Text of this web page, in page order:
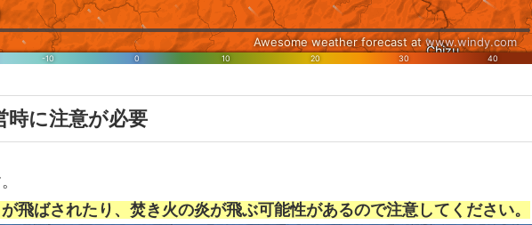
時に注意が必要
飛ばされたり、焚き火の炎が飛ぶ可能性があるので注意してください。